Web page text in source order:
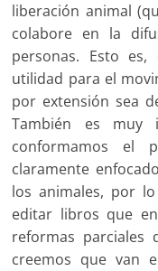
liberación animal
colabore en la
personas. Esto
utilidad para el
por extensión sea
También es muy
conformamos el
claramente
los animales, por
editar libros que
reformas parciales
creemos que van